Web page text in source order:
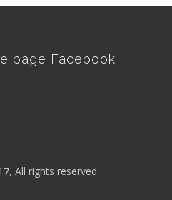
page Facebook
All rights reserved